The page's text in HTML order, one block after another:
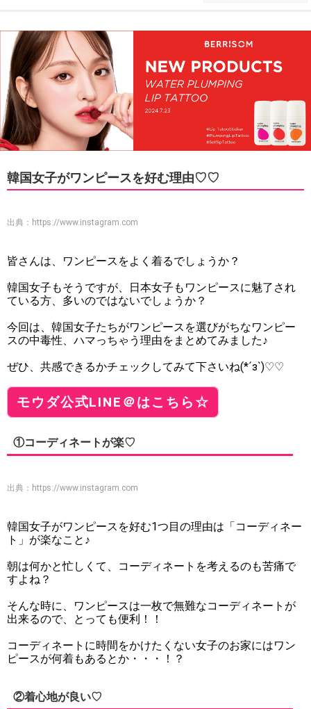
韓国女子がワンピースを好む理由♡♡
出典： https://www.instagram.com
皆さんは、ワンピースをよく着るでしょうか？
韓国女子もそうですが、日本女子もワンピースに魅了され
ている方、多いのではないでしょうか？
今回は、韓国女子たちがワンピースを選びがちなワンピー
スの中毒性、ハマっちゃう理由をまとめてみました♪
ぜひ、共感できるかチェックしてみて下さいね(*´з`)♡♡
モウダ公式LINE＠はこちら☆
①コーディネートが楽♡
出典： https://www.instagram.com
韓国女子がワンピースを好む1つ目の理由は「コーディネー
ト」が楽なこと♪
朝は何かと忙しくて、コーディネートを考えるのも苦痛で
すよね？
そんな時に、ワンピースは一枚で無難なコーディネートが
出来るので、とっても便利！！
コーディネートに時間をかけたくない女子のお家にはワン
ピースが何着もあるとか・・・！？
②着心地が良い♡